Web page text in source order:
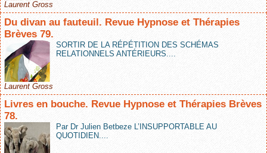
Laurent Gross
Du divan au fauteuil. Revue Hypnose et Thérapies
Brèves 79.
SORTIR DE LA RÉPÉTITION DES SCHÉMAS
RELATIONNELS ANTÉRIEURS....
Laurent Gross
Livres en bouche. Revue Hypnose et Thérapies Brèves
78.
Par Dr Julien Betbeze L’INSUPPORTABLE AU
QUOTIDIEN....